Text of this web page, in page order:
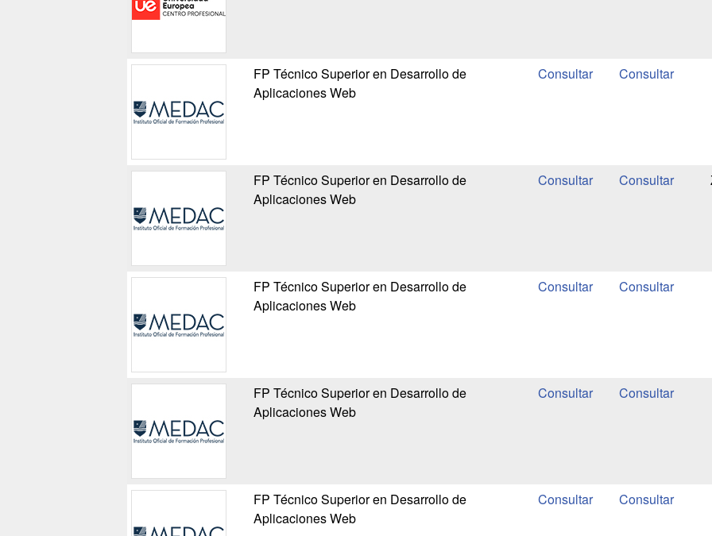
FP Técnico Superior en Desarrollo de
Aplicaciones Web
FP Técnico Superior en Desarrollo de
Aplicaciones Web
FP Técnico Superior en Desarrollo de
Aplicaciones Web
FP Técnico Superior en Desarrollo de
Aplicaciones Web
FP Técnico Superior en Desarrollo de
Aplicaciones Web